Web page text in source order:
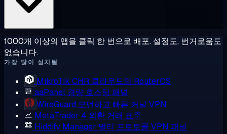
1000개 이상의 앱을 클릭 한 번으로 배포. 설정도, 번거로움도
없습니다.
가장 많이 설치됨
MikroTik CHR 클라우드의 RouterOS
aaPanel 경량 호스팅 패널
WireGuard 모던하고 빠른 커널 VPN
MetaTrader 4 외환 거래 표준
Hiddify Manager 멀티 프로토콜 VPN 패널